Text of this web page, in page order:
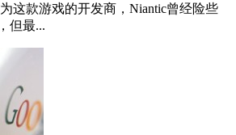
这款游戏的开发商，Niantic曾经险些
但最...